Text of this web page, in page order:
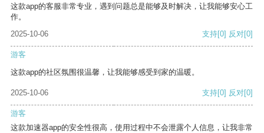
这款app的客服非常专业，遇到问题总是能够及时解决，让我能够安心工
作。
2025-10-06
支持[0] 反对[0]
游客
这款app的社区氛围很温馨，让我能够感受到家的温暖。
2025-10-06 支持[0] 反对[0]
游客
这款加速器app的安全性很高，使用过程中不会泄露个人信息，让我非常